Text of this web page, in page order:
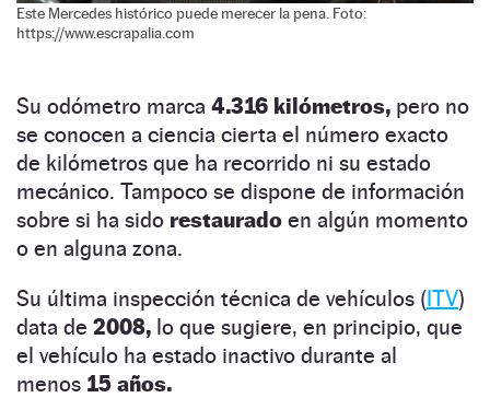
Este Mercedes histórico puede merecer la pena. Foto:
https://www.escrapalia.com
Su odómetro marca 4.316 kilómetros, pero no
se conocen a ciencia cierta el número exacto
de kilómetros que ha recorrido ni su estado
mecánico. Tampoco se dispone de información
sobre si ha sido restaurado en algún momento
o en alguna zona.
Su última inspección técnica de vehículos (ITV)
data de 2008, lo que sugiere, en principio, que
el vehículo ha estado inactivo durante al
menos 15 años.